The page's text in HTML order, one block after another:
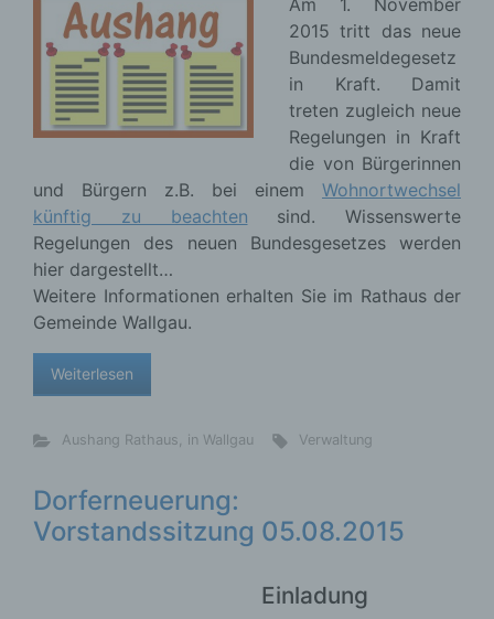
Am 1. November
2015 tritt das neue
Bundesmeldegesetz
in Kraft. Damit
treten zugleich neue
Regelungen in Kraft
die von Bürgerinnen
und Bürgern z.B. bei einem Wohnortwechsel
künftig zu beachten sind. Wissenswerte
Regelungen des neuen Bundesgesetzes werden
hier dargestellt…
Weitere Informationen erhalten Sie im Rathaus der
Gemeinde Wallgau.
Weiterlesen
Aushang Rathaus, in Wallgau Verwaltung
Dorferneuerung:
Vorstandssitzung 05.08.2015
Einladung
der unmittelbaren Verantwortung des
Verantwortlichen oder des Auftragsverarbeiters
befugt sind, die personenbezogenen Daten zu
verarbeiten.
k) Einwilligung
Einwilligung ist jede von der betroffenen Person
freiwillig für den bestimmten Fall in informierter
Weise und unmissverständlich abgegebene
Willensbekundung in Form einer Erklärung oder
einer sonstigen eindeutigen bestätigenden
Handlung, mit der die betroffene Person zu
verstehen gibt, dass sie mit der Verarbeitung der
sie betreffenden personenbezogenen Daten
Name und Anschrift des für die Verarbeitung